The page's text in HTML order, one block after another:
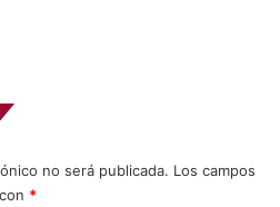
no será publicada. Los campos
*